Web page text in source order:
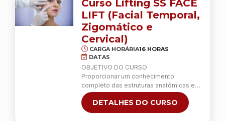
Curso Lifting SS FACE
LIFT (Facial Temporal,
Zigomático e
Cervical)
CARGA HORÁRIA16 HORAS
DATAS
OBJETIVO DO CURSO
Proporcionar um conhecimento
completo das estruturas anatômicas e
funcionais craniofaciais capacitando o
aluno a reverter parcialmente o
processo de envelhecimento,
DETALHES DO CURSO